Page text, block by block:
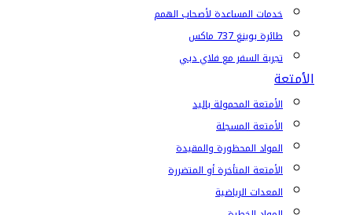
خدمات المساعدة لأصحاب الهمم
طائرة بوينغ 737 ماكس
تجربة السفر مع فلاي دبي
الأمتعة
الأمتعة المحمولة باليد
الأمتعة المسجلة
المواد المحظورة والمقيدة
الأمتعة المتأخرة أو المتضررة
المعدات الرياضية